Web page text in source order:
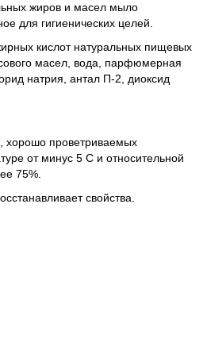
жиров и масел мыло
для гигиенических целей.
кислот натуральных пищевых
масел, вода, парфюмерная
натрия, антал П-2, диоксид
хорошо проветриваемых
от минус 5 С и относительной
75%.
свойства.